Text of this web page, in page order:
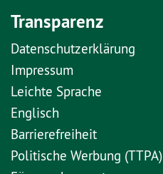
Transparenz
Datenschutzerklärung
Impressum
Leichte Sprache
Englisch
Barrierefreiheit
Politische Werbung (TTPA)